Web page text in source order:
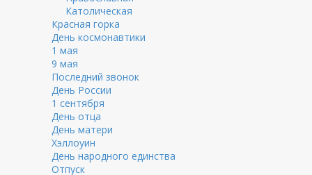
Католическая
Красная горка
День космонавтики
1 мая
9 мая
Последний звонок
День России
1 сентября
День отца
День матери
Хэллоуин
День народного единства
Отпуск